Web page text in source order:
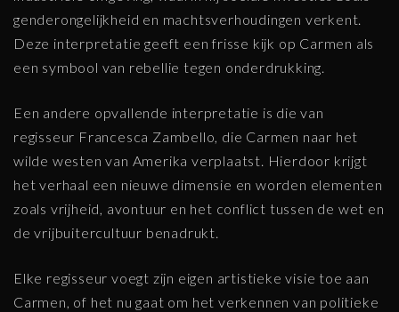
genderongelijkheid en machtsverhoudingen verkent.
Deze interpretatie geeft een frisse kijk op Carmen als
een symbool van rebellie tegen onderdrukking.
Een andere opvallende interpretatie is die van
regisseur Francesca Zambello, die Carmen naar het
wilde westen van Amerika verplaatst. Hierdoor krijgt
het verhaal een nieuwe dimensie en worden elementen
zoals vrijheid, avontuur en het conflict tussen de wet en
de vrijbuitercultuur benadrukt.
Elke regisseur voegt zijn eigen artistieke visie toe aan
Carmen, of het nu gaat om het verkennen van politieke